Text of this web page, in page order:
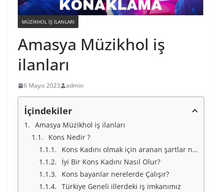
MÜZIKHOL IŞ ILANLARI
Amasya Müzikhol iş
ilanları
6 Mayıs 2023 admin
İçindekiler
Amasya Müzikhol iş ilanları
Kons Nedir ?
Kons Kadını olmak için aranan şartlar nelerdir ?
İyi Bir Kons Kadını Nasıl Olur?
Kons bayanlar nerelerde Çalışır?
Türkiye Geneli illerdeki iş imkanımız